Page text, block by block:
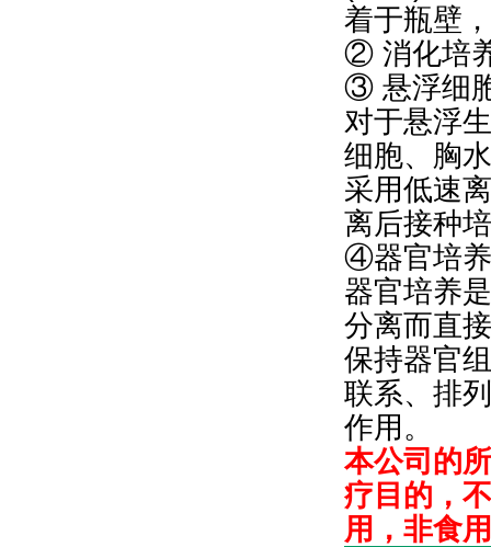
着于瓶壁
② 消化培
③ 悬浮细
对于悬浮
细胞、胸
采用低速
离后接种
④器官培养
器官培养
分离而直
保持器官
联系、排
作用。
本公司的
疗目的，
用，非食用